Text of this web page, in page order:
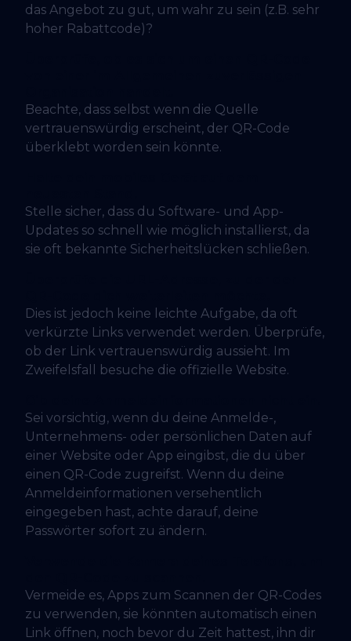
das Angebot zu gut, um wahr zu sein (z.B. sehr
hoher Rabattcode)?
Beachte, dass selbst wenn die Quelle
vertrauenswürdig erscheint, der QR-Code
überklebt worden sein könnte.
Stelle sicher, dass du Software- und App-
Updates so schnell wie möglich installierst, da
sie oft bekannte Sicherheitslücken schließen.
Dies ist jedoch keine leichte Aufgabe, da oft
verkürzte Links verwendet werden. Überprüfe,
ob der Link vertrauenswürdig aussieht. Im
Zweifelsfall besuche die offizielle Website.
Sei vorsichtig, wenn du deine Anmelde-,
Unternehmens- oder persönlichen Daten auf
einer Website oder App eingibst, die du über
einen QR-Code zugreifst. Wenn du deine
Anmeldeinformationen versehentlich
eingegeben hast, achte darauf, deine
Passwörter sofort zu ändern.
Vermeide es, Apps zum Scannen der QR-Codes
zu verwenden, sie könnten automatisch einen
Link öffnen, noch bevor du Zeit hattest, ihn dir